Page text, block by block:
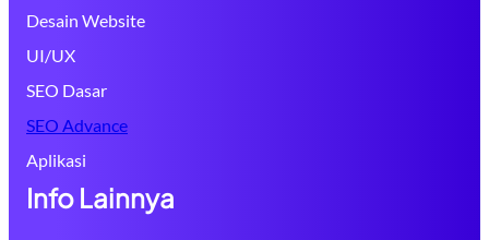
Desain Website
UI/UX
SEO Dasar
SEO Advance
Aplikasi
Info Lainnya